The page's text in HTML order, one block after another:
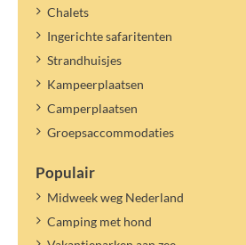
tarief kan later worden vastgesteld en
Chalets
Ingerichte safaritenten
Strandhuisjes
Kampeerplaatsen
Camperplaatsen
Groepsaccommodaties
Populair
Midweek weg Nederland
Camping met hond